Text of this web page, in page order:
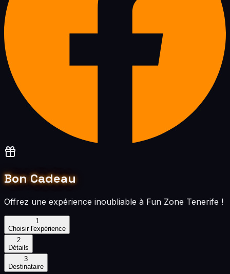
Bon Cadeau
Offrez une expérience inoubliable à Fun Zone Tenerife !
1
Choisir l'expérience
2
Détails
3
Destinataire